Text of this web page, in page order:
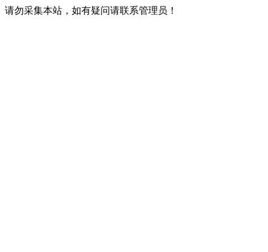
请勿采集本站，如有疑问请联系管理员！